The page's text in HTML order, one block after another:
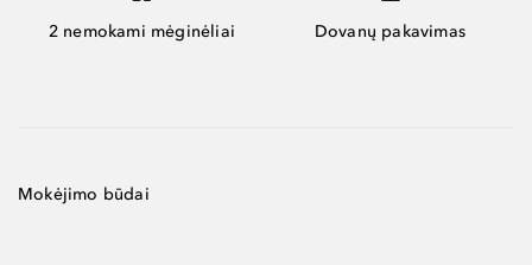
2 nemokami mėginėliai Dovanų pakavimas
Mokėjimo būdai